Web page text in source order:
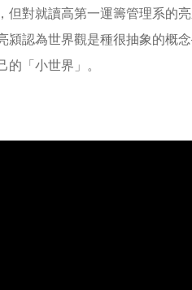
但對就讀高第一運籌管理系的
潁認為世界觀是種很抽象的概
「小世界」。